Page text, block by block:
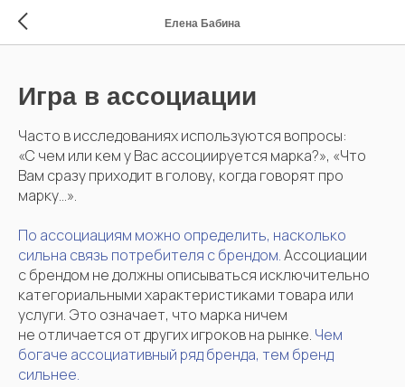
Елена Бабина
Игра в ассоциации
Часто в исследованиях используются вопросы:
«С чем или кем у Вас ассоциируется марка?», «Что
Вам сразу приходит в голову, когда говорят про
марку…».
По ассоциациям можно определить, насколько
сильна связь потребителя с брендом.Ассоциации
с брендом не должны описываться исключительно
категориальными характеристиками товара или
услуги. Это означает, что марка ничем
не отличается от других игроков на рынке. Чем
богаче ассоциативный ряд бренда, тем бренд
сильнее.